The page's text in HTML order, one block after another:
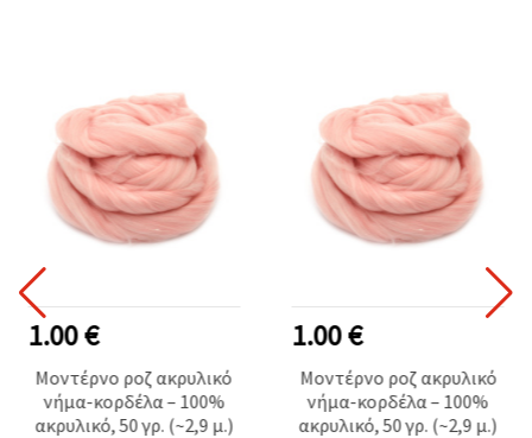
1.00 €
Μοντέρνο ροζ ακρυλικό
νήμα-κορδέλα – 100%
ακρυλικό, 50 γρ. (~2,9 μ.)
1.00 €
Μοντέρνο ροζ ακρυλικό
νήμα-κορδέλα – 100%
ακρυλικό, 50 γρ. (~2,9 μ.)